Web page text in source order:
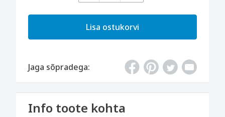
Lisa ostukorvi
Jaga sõpradega:
Info toote kohta